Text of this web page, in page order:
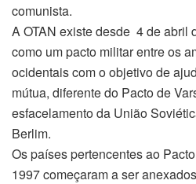
comunista.
A OTAN existe desde 4 de abril
como um pacto militar entre os
ocidentais com o objetivo de
mútua, diferente do Pacto de
esfacelamento da União
Berlim.
Os países pertencentes ao
1997 começaram a ser